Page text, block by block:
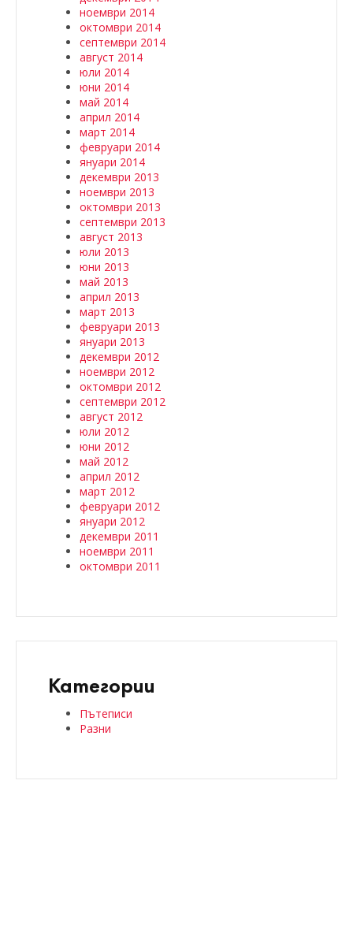
ноември 2014
октомври 2014
септември 2014
август 2014
юли 2014
юни 2014
май 2014
април 2014
март 2014
февруари 2014
януари 2014
декември 2013
ноември 2013
октомври 2013
септември 2013
август 2013
юли 2013
юни 2013
май 2013
април 2013
март 2013
февруари 2013
януари 2013
декември 2012
ноември 2012
октомври 2012
септември 2012
август 2012
юли 2012
юни 2012
май 2012
април 2012
март 2012
февруари 2012
януари 2012
декември 2011
ноември 2011
октомври 2011
Категории
Пътеписи
Разни